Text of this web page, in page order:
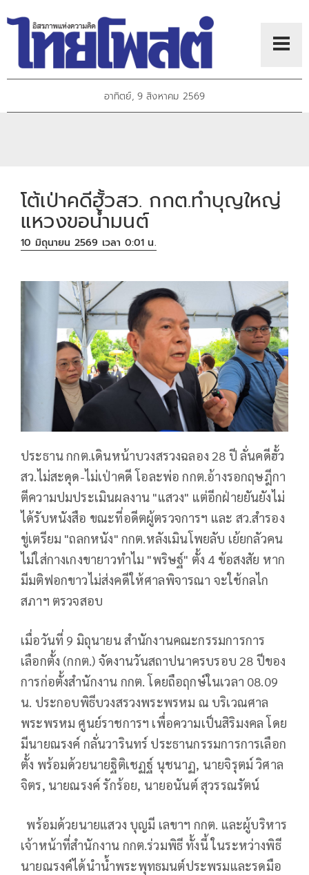
อาทิตย์, 9 สิงหาคม 2569
โต้เป่าคดีฮั้วสว. กกต.ทำบุญใหญ่
แหวงขอน้ำมนต์
10 มิถุนายน 2569 เวลา 0:01 น.
ประธาน กกต.เดินหน้าบวงสรวงฉลอง 28 ปี ลั่นคดีฮั้ว
สว.ไม่สะดุด-ไม่เป่าคดี โอละพ่อ กกต.อ้างรอกฤษฎีกา
ตีความปมประเมินผลงาน "แสวง" แต่อีกฝ่ายยันยังไม่
ได้รับหนังสือ ขณะที่อดีตผู้ตรวจการฯ และ สว.สำรอง
ขู่เตรียม "ถลกหนัง" กกต.หลังเมินโพยลับ เย้ยกลัวคน
ไม่ใส่กางเกงขายาวทำไม "พริษฐ์" ตั้ง 4 ข้อสงสัย หาก
มีมติฟอกขาวไม่ส่งคดีให้ศาลพิจารณา จะใช้กลไก
สภาฯ ตรวจสอบ
เมื่อวันที่ 9 มิถุนายน สำนักงานคณะกรรมการการ
เลือกตั้ง (กกต.) จัดงานวันสถาปนาครบรอบ 28 ปีของ
การก่อตั้งสำนักงาน กกต. โดยถือฤกษ์ในเวลา 08.09
น. ประกอบพิธีบวงสรวงพระพรหม ณ บริเวณศาล
พระพรหม ศูนย์ราชการฯ เพื่อความเป็นสิริมงคล โดย
มีนายณรงค์ กลั่นวารินทร์ ประธานกรรมการการเลือก
ตั้ง พร้อมด้วยนายฐิติเชฏฐ์ นุชนาฏ, นายจิรุตม์ วิศาล
จิตร, นายณรงค์ รักร้อย, นายอนันต์ สุวรรณรัตน์
พร้อมด้วยนายแสวง บุญมี เลขาฯ กกต. และผู้บริหาร
เจ้าหน้าที่สำนักงาน กกต.ร่วมพิธี ทั้งนี้ ในระหว่างพิธี
นายณรงค์ได้นำน้ำพระพุทธมนต์ประพรมและรดมือ